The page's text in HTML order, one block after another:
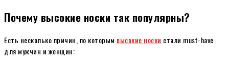
Почему высокие носки так популярны?
Есть несколько причин, по которым высокие носки стали must-have
для мужчин и женщин: